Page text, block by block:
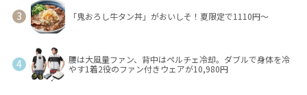
「鬼おろし牛タン丼」がおいしそ！夏限定で1110円～
腰は大風量ファン、背中はペルチェ冷却。ダブルで身体を冷
やす1着2役のファン付きウェアが10,980円